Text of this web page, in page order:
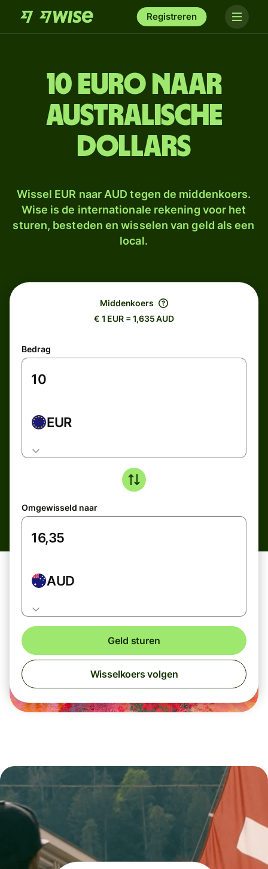
Registreren
10 euro naar
Australische
dollars
Wissel EUR naar AUD tegen de middenkoers.
Wise is de internationale rekening voor het
sturen, besteden en wisselen van geld als een
local.
Middenkoers
€ 1 EUR = 1,635 AUD
Bedrag
EUR
Omgewisseld naar
AUD
Geld sturen
Wisselkoers volgen